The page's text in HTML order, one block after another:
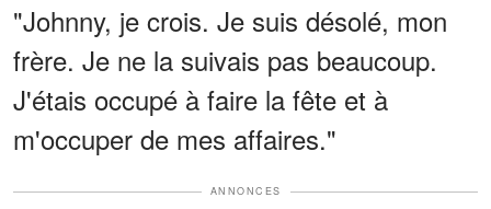
"Johnny, je crois. Je suis désolé, mon
frère. Je ne la suivais pas beaucoup.
J'étais occupé à faire la fête et à
m'occuper de mes affaires."
ANNONCES